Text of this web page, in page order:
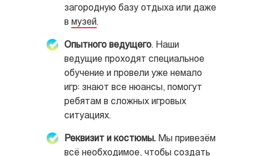
загородную базу отдыха или даже
в музей.
Опытного ведущего. Наши
ведущие проходят специальное
обучение и провели уже немало
игр: знают все нюансы, помогут
ребятам в сложных игровых
ситуациях.
Реквизит и костюмы. Мы привезём
всё необходимое, чтобы создать